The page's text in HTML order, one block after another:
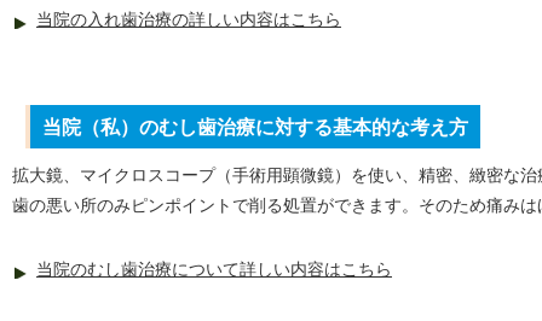
当院の入れ歯治療の詳しい内容はこちら
当院（私）のむし歯治療に対する基本的な考え方
拡大鏡、マイクロスコープ（手術用顕微鏡）を使い、精密、緻密な
歯の悪い所のみピンポイントで削る処置ができます。そのため痛み
当院のむし歯治療について詳しい内容はこちら